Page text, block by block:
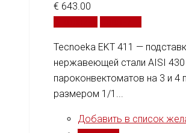
€ 643.00
Tecnoeka EKT 411 —
нержавеющей стали AISI 430
пароконвектоматов на 3 и 4
размером 1/1...
Добавить в список